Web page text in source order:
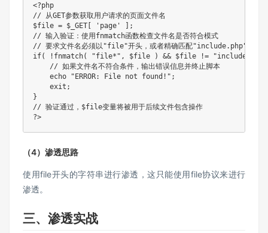
<?php
// 从GET参数获取用户请求的页面文件名
$file = $_GET[ 'page' ];
// 输入验证：使用fnmatch函数检查文件名是否符合模式
// 要求文件名必须以"file"开头，或者精确匹配"include.php"
if( !fnmatch( "file*", $file ) && $file !=
    // 如果文件名不符合条件，输出错误信息并终止脚本
    echo "ERROR: File not found!";
    exit;
}
// 验证通过，$file变量将被用于后续文件包含操作
（4）渗透思路
使用file开头的字符串进行渗透，这只能使用file协议来进行
渗透。
三、渗透实战